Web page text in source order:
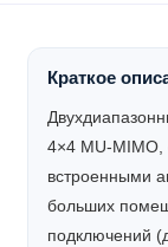
Краткое
4×4 MU-MIMO,
встроенными
больших
подключений